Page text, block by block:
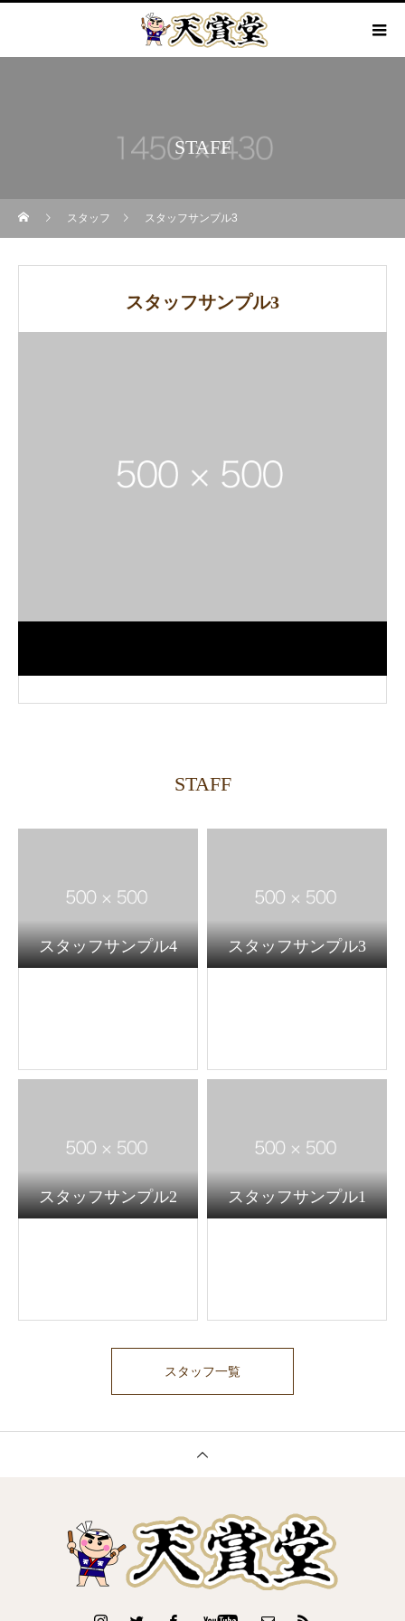
STAFF
スタッフ スタッフサンプル3
スタッフサンプル3
STAFF
スタッフサンプル4 スタッフサンプル3
スタッフサンプル2 スタッフサンプル1
スタッフ一覧